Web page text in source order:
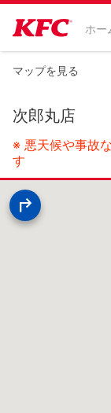
ホー
マップを見る
次郎丸店
※ 悪天候や事故
す